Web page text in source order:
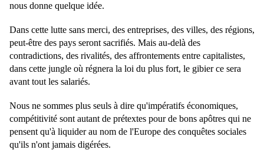
nous donne quelque idée.
Dans cette lutte sans merci, des entreprises, des villes, des régions,
peut-être des pays seront sacrifiés. Mais au-delà des
contradictions, des rivalités, des affrontements entre capitalistes,
dans cette jungle où régnera la loi du plus fort, le gibier ce sera
avant tout les salariés.
Nous ne sommes plus seuls à dire qu'impératifs économiques,
compétitivité sont autant de prétextes pour de bons apôtres qui ne
pensent qu'à liquider au nom de l'Europe des conquêtes sociales
qu'ils n'ont jamais digérées.